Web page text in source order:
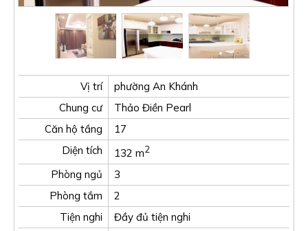
Vị trí
phường An Khánh
Chung cư
Thảo Điền Pearl
Căn hộ tầng
17
Diện tích
132 m2
Phòng ngủ
3
Phòng tắm
2
Tiện nghi
Đầy đủ tiện nghi